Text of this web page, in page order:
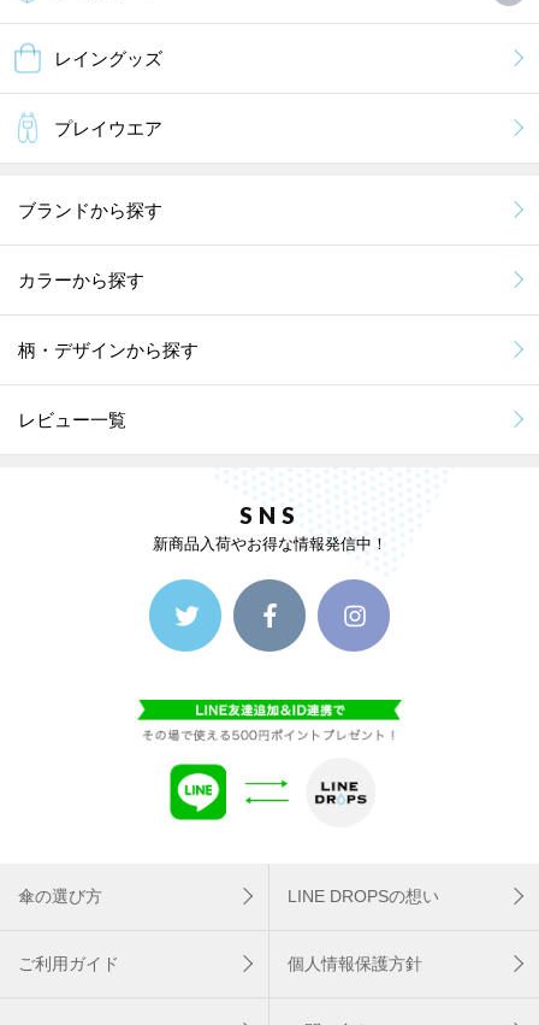
レイングッズ
プレイウエア
ブランドから探す
カラーから探す
柄・デザインから探す
レビュー一覧
SNS
新商品入荷やお得な情報発信中！
傘の選び方 LINE DROPSの想い
ご利用ガイド 個人情報保護方針